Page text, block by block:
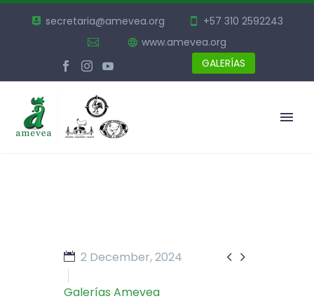
secretaria@amevea.org
+57 310 2592243
www.amevea.org
GALERÍAS
 
2 December, 2024
Galerías Amevea